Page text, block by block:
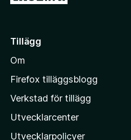
i
l
M
z
i
l
Tillägg
Om
Firefox tilläggsblogg
Verkstad för tillägg
Utvecklarcenter
Utvecklarpolicyer